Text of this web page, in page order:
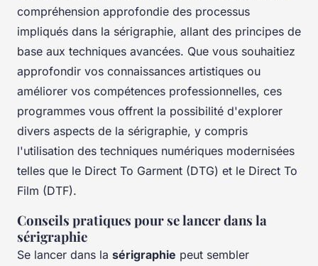
compréhension approfondie des processus
impliqués dans la sérigraphie, allant des principes de
base aux techniques avancées. Que vous souhaitiez
approfondir vos connaissances artistiques ou
améliorer vos compétences professionnelles, ces
programmes vous offrent la possibilité d'explorer
divers aspects de la sérigraphie, y compris
l'utilisation des techniques numériques modernisées
telles que le Direct To Garment (DTG) et le Direct To
Film (DTF).
Conseils pratiques pour se lancer dans la
sérigraphie
Se lancer dans la sérigraphie peut sembler